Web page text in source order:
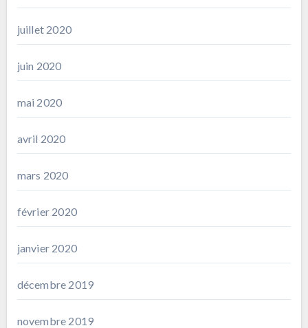
juillet 2020
juin 2020
mai 2020
avril 2020
mars 2020
février 2020
janvier 2020
décembre 2019
novembre 2019